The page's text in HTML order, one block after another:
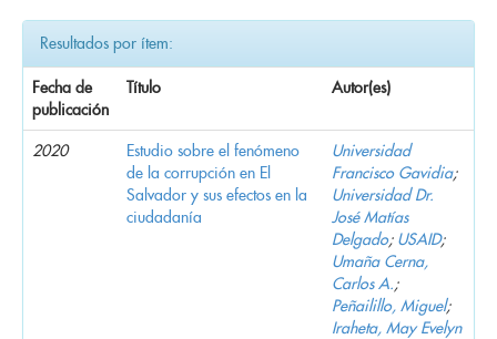
Resultados por ítem:
Fecha de
publicación
Título Autor(es)
2020
Estudio sobre el fenómeno
de la corrupción en El
Salvador y sus efectos en la
ciudadanía
Universidad
Francisco Gavidia;
Universidad Dr.
José Matías
Delgado; USAID;
Umaña Cerna,
Carlos A.;
Peñailillo, Miguel;
Iraheta, May Evelyn